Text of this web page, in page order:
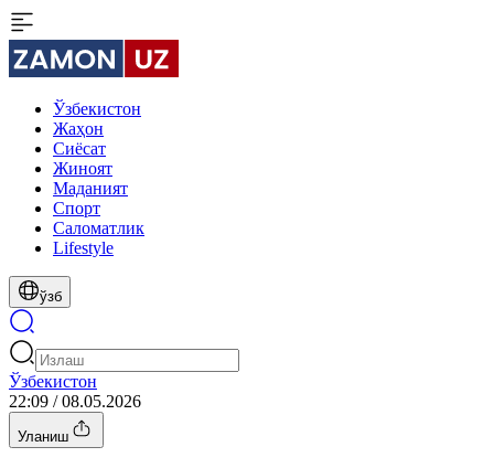
Ўзбекистон
Жаҳон
Сиёсат
Жиноят
Маданият
Спорт
Cаломатлик
Lifestyle
ўзб
Ўзбекистон
22:09 / 08.05.2026
Уланиш